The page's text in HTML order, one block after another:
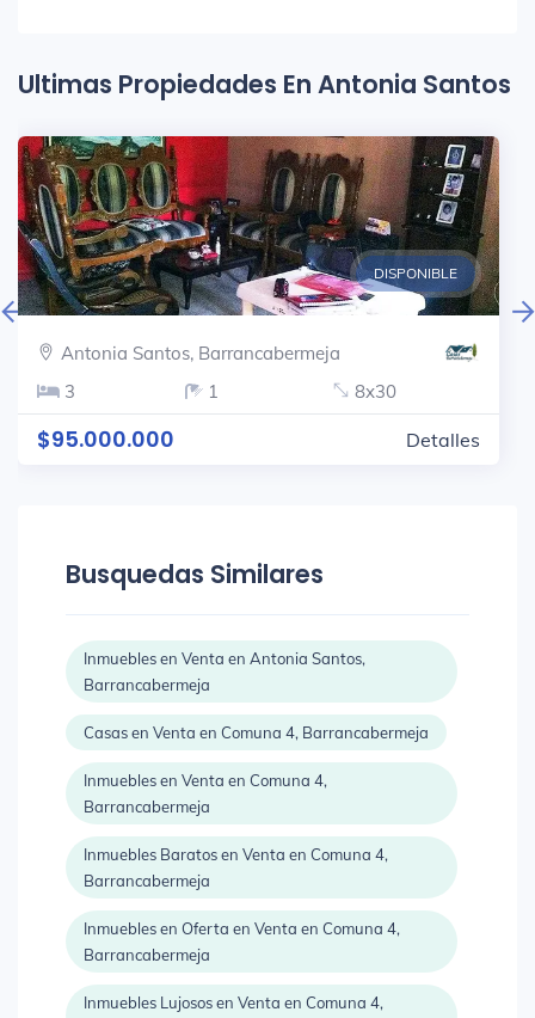
Ultimas Propiedades En Antonia Santos
DISPONIBLE
Antonia Santos, Barrancabermeja
3
1 8x30
$95.000.000 Detalles
Busquedas Similares
Inmuebles en Venta en Antonia Santos,
Barrancabermeja
Casas en Venta en Comuna 4, Barrancabermeja
Inmuebles en Venta en Comuna 4,
Barrancabermeja
Inmuebles Baratos en Venta en Comuna 4,
Barrancabermeja
Inmuebles en Oferta en Venta en Comuna 4,
Barrancabermeja
Inmuebles Lujosos en Venta en Comuna 4,